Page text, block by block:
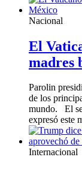
Nacional
El
madres
Parolin
de los
mundo. El
expresó este
Internacional